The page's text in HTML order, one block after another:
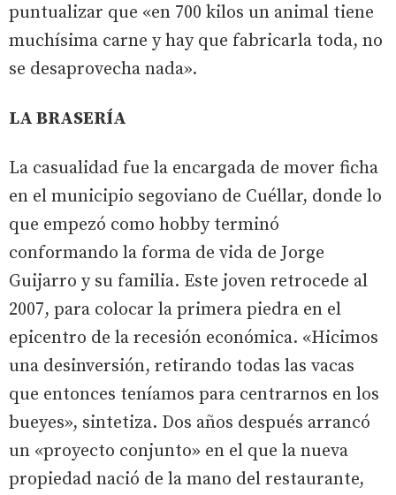
puntualizar que «en 700 kilos un animal tiene
muchísima carne y hay que fabricarla toda, no
se desaprovecha nada».
LA BRASERÍA
La casualidad fue la encargada de mover ficha
en el municipio segoviano de Cuéllar, donde lo
que empezó como hobby terminó
conformando la forma de vida de Jorge
Guijarro y su familia. Este joven retrocede al
2007, para colocar la primera piedra en el
epicentro de la recesión económica. «Hicimos
una desinversión, retirando todas las vacas
que entonces teníamos para centrarnos en los
bueyes», sintetiza. Dos años después arrancó
un «proyecto conjunto» en el que la nueva
propiedad nació de la mano del restaurante,